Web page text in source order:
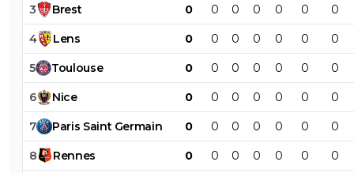
3 Brest 0 0 0 0 0 0 0
4 Lens 0 0 0 0 0 0 0
5 Toulouse 0 0 0 0 0 0 0
6 Nice 0 0 0 0 0 0 0
7 Paris Saint Germain 0 0 0 0 0 0 0
8 Rennes 0 0 0 0 0 0 0